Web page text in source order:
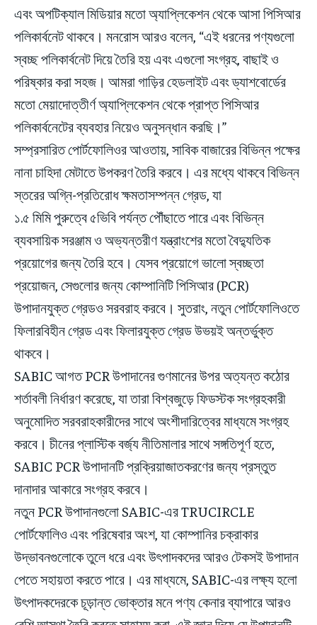
এবং অপটিক্যাল মিডিয়ার মতো অ্যাপ্লিকেশন থেকে আসা পিসিআর
পলিকার্বনেট থাকবে। মনরোস আরও বলেন, “এই ধরনের পণ্যগুলো
স্বচ্ছ পলিকার্বনেট দিয়ে তৈরি হয় এবং এগুলো সংগ্রহ, বাছাই ও
পরিষ্কার করা সহজ। আমরা গাড়ির হেডলাইট এবং ড্যাশবোর্ডের
মতো মেয়াদোত্তীর্ণ অ্যাপ্লিকেশন থেকে প্রাপ্ত পিসিআর
পলিকার্বনেটের ব্যবহার নিয়েও অনুসন্ধান করছি।”
সম্প্রসারিত পোর্টফোলিওর আওতায়, সাবিক বাজারের বিভিন্ন পক্ষের
নানা চাহিদা মেটাতে উপকরণ তৈরি করবে। এর মধ্যে থাকবে বিভিন্ন
স্তরের অগ্নি-প্রতিরোধ ক্ষমতাসম্পন্ন গ্রেড, যা
১.৫ মিমি পুরুত্বে ৫ভিবি পর্যন্ত পৌঁছাতে পারে এবং বিভিন্ন
ব্যবসায়িক সরঞ্জাম ও অভ্যন্তরীণ যন্ত্রাংশের মতো বৈদ্যুতিক
প্রয়োগের জন্য তৈরি হবে। যেসব প্রয়োগে ভালো স্বচ্ছতা
প্রয়োজন, সেগুলোর জন্য কোম্পানিটি পিসিআর (PCR)
উপাদানযুক্ত গ্রেডও সরবরাহ করবে। সুতরাং, নতুন পোর্টফোলিওতে
ফিলারবিহীন গ্রেড এবং ফিলারযুক্ত গ্রেড উভয়ই অন্তর্ভুক্ত
থাকবে।
SABIC আগত PCR উপাদানের গুণমানের উপর অত্যন্ত কঠোর
শর্তাবলী নির্ধারণ করেছে, যা তারা বিশ্বজুড়ে ফিডস্টক সংগ্রহকারী
অনুমোদিত সরবরাহকারীদের সাথে অংশীদারিত্বের মাধ্যমে সংগ্রহ
করবে। চীনের প্লাস্টিক বর্জ্য নীতিমালার সাথে সঙ্গতিপূর্ণ হতে,
SABIC PCR উপাদানটি প্রক্রিয়াজাতকরণের জন্য প্রস্তুত
দানাদার আকারে সংগ্রহ করবে।
নতুন PCR উপাদানগুলো SABIC-এর TRUCIRCLE
পোর্টফোলিও এবং পরিষেবার অংশ, যা কোম্পানির চক্রাকার
উদ্ভাবনগুলোকে তুলে ধরে এবং উৎপাদকদের আরও টেকসই উপাদান
পেতে সহায়তা করতে পারে। এর মাধ্যমে, SABIC-এর লক্ষ্য হলো
উৎপাদকদেরকে চূড়ান্ত ভোক্তার মনে পণ্য কেনার ব্যাপারে আরও